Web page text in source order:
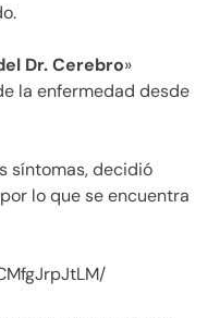
Dr. Cerebro»
la enfermedad desde
síntomas, decidió
lo que se encuentra